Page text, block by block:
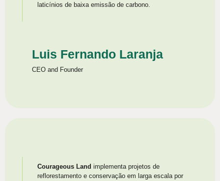
laticínios de baixa emissão de carbono.
Luis Fernando Laranja
CEO and Founder
Courageous Land implementa projetos de
reflorestamento e conservação em larga escala por